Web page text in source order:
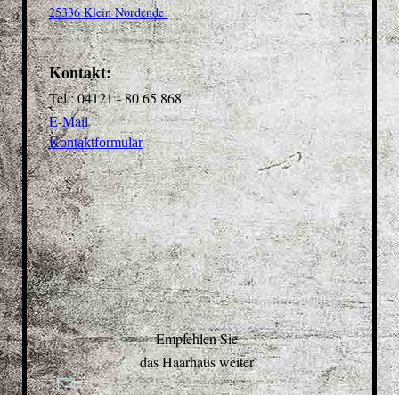
25336 Klein Nordende
Kontakt:
Tel.: 04121 - 80 65 868
E-Mail
Kontaktformular
Empfehlen Sie
das Haarhaus weiter